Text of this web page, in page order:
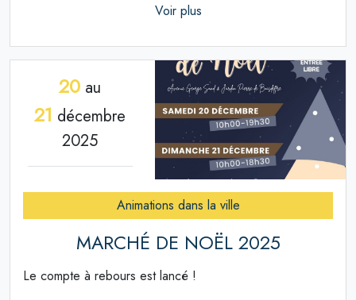
Voir plus
20 au
21 décembre
2025
Animations dans la ville
MARCHÉ DE NOËL 2025
Le compte à rebours est lancé !